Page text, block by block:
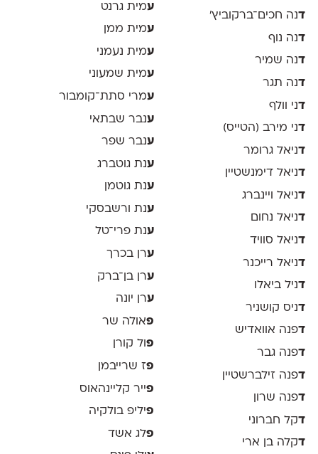
דנה חכים־ברקוביץ׳
דנה נוף
דנה שמיר
דנה תגר
דני וולף
דני מירב (הטייס)
דניאל גרומר
דניאל דימנשטיין
דניאל ויינברג
דניאל נחום
דניאל סוויד
דניאל רייכנר
דניל ביאלו
דניס קושניר
דפנה אוואדיש
דפנה גבר
דפנה זילברשטיין
דפנה שרון
דקל חברוני
דקלה בן ארי
עמית גרנט
עמית ממן
עמית נעמני
עמית שמעוני
עמרי סתת־קומבור
ענבר שבתאי
ענבר שפר
ענת גוטברג
ענת גוטמן
ענת ורשבסקי
ענת פרי־טל
ערן בכרך
ערן בן־ברק
ערן יונה
פאולה שר
פול קורן
פז שרייבמן
פייר קליינהאוס
פיליפ בולקיה
פלג אשד